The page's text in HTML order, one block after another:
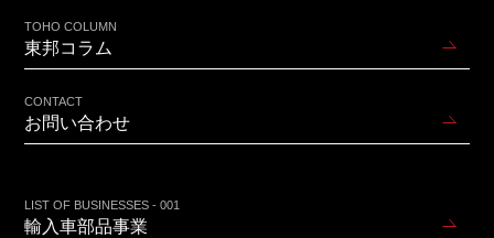
TOHO COLUMN
東邦コラム
CONTACT
お問い合わせ
LIST OF BUSINESSES - 001
輸入車部品事業